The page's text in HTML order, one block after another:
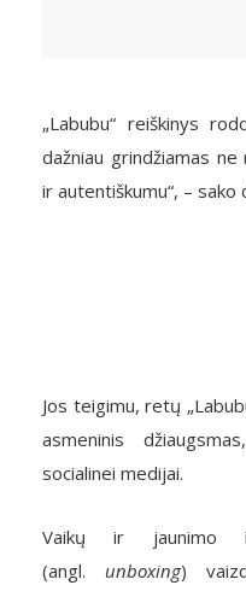
„Labubu“ reiškinys
dažniau grindžiamas
ir autentiškumu“, – sako
Jos teigimu, retų
asmeninis
socialinei medijai.
Vaikų ir jaunimo
(angl. unboxing)